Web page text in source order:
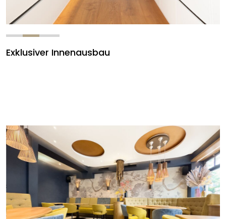
Exklusiver Innenausbau